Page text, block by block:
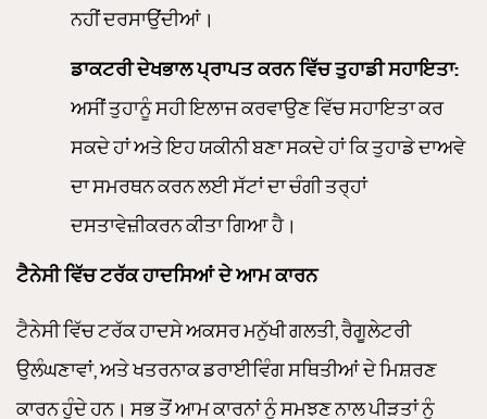
ਨਹੀਂ ਦਰਸਾਉਂਦੀਆਂ।
ਡਾਕਟਰੀ ਦੇਖਭਾਲ ਪ੍ਰਾਪਤ ਕਰਨ ਵਿੱਚ ਤੁਹਾਡੀ ਸਹਾਇਤਾ:
ਅਸੀਂ ਤੁਹਾਨੂੰ ਸਹੀ ਇਲਾਜ ਕਰਵਾਉਣ ਵਿੱਚ ਸਹਾਇਤਾ ਕਰ
ਸਕਦੇ ਹਾਂ ਅਤੇ ਇਹ ਯਕੀਨੀ ਬਣਾ ਸਕਦੇ ਹਾਂ ਕਿ ਤੁਹਾਡੇ ਦਾਅਵੇ
ਦਾ ਸਮਰਥਨ ਕਰਨ ਲਈ ਸੱਟਾਂ ਦਾ ਚੰਗੀ ਤਰ੍ਹਾਂ
ਦਸਤਾਵੇਜ਼ੀਕਰਨ ਕੀਤਾ ਗਿਆ ਹੈ।
ਟੈਨੇਸੀ ਵਿੱਚ ਟਰੱਕ ਹਾਦਸਿਆਂ ਦੇ ਆਮ ਕਾਰਨ
ਟੈਨੇਸੀ ਵਿੱਚ ਟਰੱਕ ਹਾਦਸੇ ਅਕਸਰ ਮਨੁੱਖੀ ਗਲਤੀ, ਰੈਗੂਲੇਟਰੀ
ਉਲੰਘਣਾਵਾਂ, ਅਤੇ ਖਤਰਨਾਕ ਡਰਾਈਵਿੰਗ ਸਥਿਤੀਆਂ ਦੇ ਮਿਸ਼ਰਣ
ਕਾਰਨ ਹੁੰਦੇ ਹਨ। ਸਭ ਤੋਂ ਆਮ ਕਾਰਨਾਂ ਨੂੰ ਸਮਝਣ ਨਾਲ ਪੀੜਤਾਂ ਨੂੰ